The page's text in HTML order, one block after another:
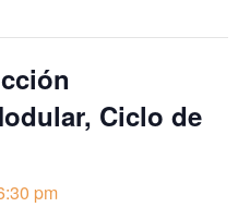
Ciclo de
pm